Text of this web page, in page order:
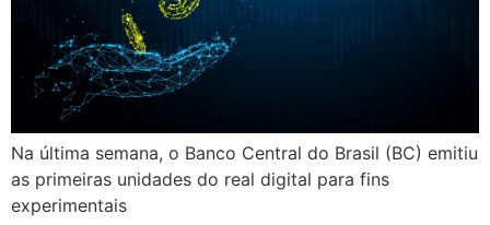
Na última semana, o Banco Central do Brasil (BC) emitiu
as primeiras unidades do real digital para fins
experimentais